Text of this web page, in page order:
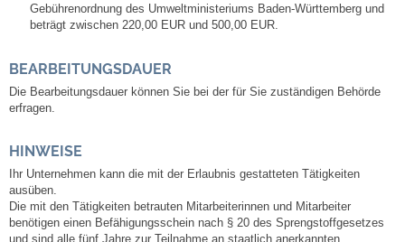
Gebührenordnung des Umweltministeriums Baden-Württemberg und
beträgt zwischen 220,00 EUR und 500,00 EUR.
BEARBEITUNGSDAUER
Die Bearbeitungsdauer können Sie bei der für Sie zuständigen Behörde
erfragen.
HINWEISE
Ihr Unternehmen kann die mit der Erlaubnis gestatteten Tätigkeiten
ausüben.
Die mit den Tätigkeiten betrauten Mitarbeiterinnen und Mitarbeiter
benötigen einen Befähigungsschein nach § 20 des Sprengstoffgesetzes